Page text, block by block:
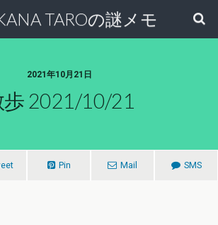
TAROの謎メモ
2021年10月21日
2021/10/21
Pin Mail SMS